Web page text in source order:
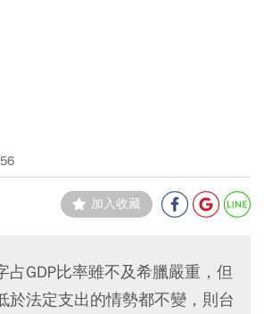
加入收藏
占GDP比率雖不及希臘嚴重，但
於法定支出的情勢都不變，則台